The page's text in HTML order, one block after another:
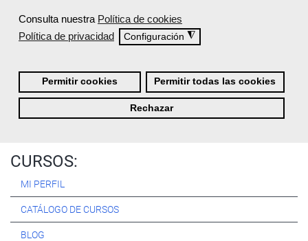
Consulta nuestra Política de cookies
Política de privacidad
Configuración ◮
Permitir cookies Permitir todas las cookies
Rechazar
Especialistas en consultoría y formación para el empleo
Nuestro objetivo diario es, única y exclusivamente, ayudarte a
conseguir tus metas profesionales ofreciéndote los mejores
CURSOS:
MI PERFIL
CATÁLOGO DE CURSOS
BLOG